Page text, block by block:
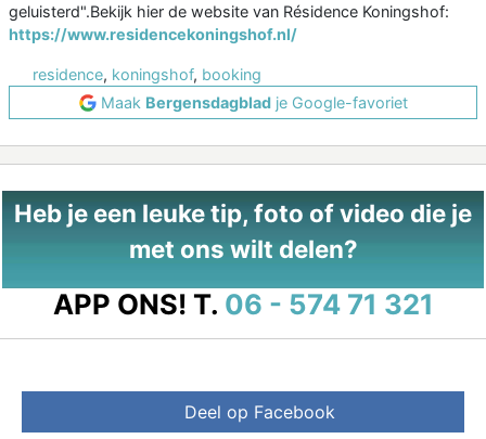
geluisterd".Bekijk hier de website van Résidence Koningshof:
https://www.residencekoningshof.nl/
residence, koningshof, booking
Maak Bergensdagbladje Google-favoriet
Heb je een leuke tip, foto of video die je
met ons wilt delen?
APP ONS! T. 06 - 574 71 321
Deel op Facebook